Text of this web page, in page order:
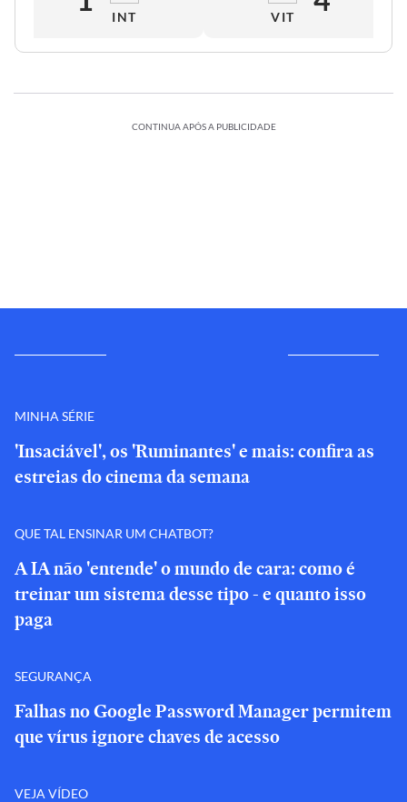
INT VIT
CONTINUA APÓS A PUBLICIDADE
MINHA SÉRIE
'Insaciável', os 'Ruminantes' e mais: confira as
estreias do cinema da semana
QUE TAL ENSINAR UM CHATBOT?
A IA não 'entende' o mundo de cara: como é
treinar um sistema desse tipo - e quanto isso
paga
SEGURANÇA
Falhas no Google Password Manager permitem
que vírus ignore chaves de acesso
VEJA VÍDEO